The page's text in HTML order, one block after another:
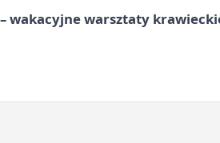
wakacyjne warsztaty